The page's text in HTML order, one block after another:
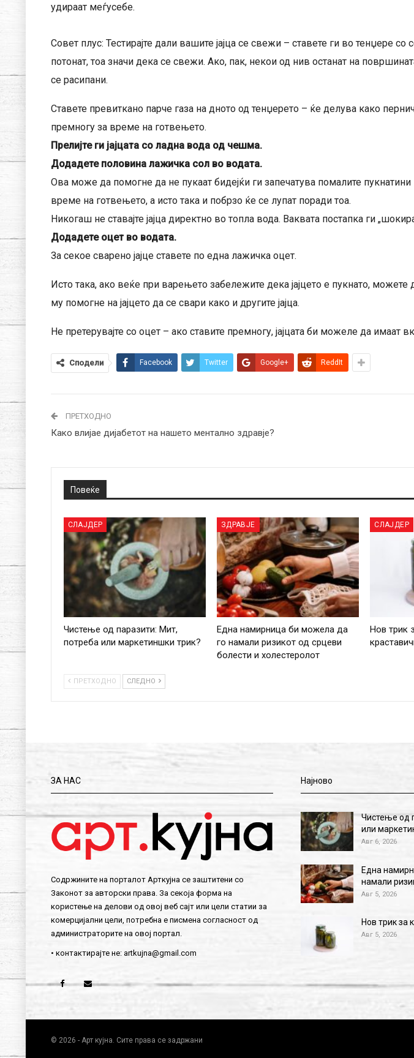
удираат меѓусебе.
Совет плус: Тестирајте дали вашите јајца се свежи – ставете ги во тенџере со
потонат, тоа значи дека се свежи. Ако, пак, некои од нив останат на
се расипани.
Ставете превиткано парче газа на дното од тенџерето – ќе делува како
премногу за време на готвењето.
Прелијте ги јајцата со ладна вода од чешма.
Додадете половина лажичка сол во водата.
Ова може да помогне да не пукаат бидејќи ги запечатува помалите пукнатини
време на готвењето, а исто така и побрзо ќе се лупат поради тоа.
Никогаш не ставајте јајца директно во топла вода. Ваквата постапка ги
Додадете оцет во водата.
За секое сварено јајце ставете по една лажичка оцет.
Исто така, ако веќе при варењето забележите дека јајцето е пукнато, можете
му помогне на јајцето да се свари како и другите јајца.
Не претерувајте со оцет – ако ставите премногу, јајцата би можеле да имаат
Сподели Facebook Twitter Google+ ReddIt
ПРЕТХОДНО
Како влијае дијабетот на нашето ментално здравје?
Повеќе
СЛАЈДЕР
Чистење од паразити: Мит,
потреба или маркетиншки трик?
ЗДРАВЈЕ
Една намирница би можела да
го намали ризикот од срцеви
болести и холестеролот
СЛАЈДЕР
Нов трик
ПРЕТХОДНО СЛЕДНО
ЗА НАС
Содржините на порталот Арткујна се заштитени со
Законот за авторски права. За секоја форма на
користење на делови од овој веб сајт или цели статии за
комерцијални цели, потребна е писмена согласност од
администраторите на овој портал.
• контактирајте не: artkujna@gmail.com
Најново
Чистење од
или
Авг 6, 2026
Една
намали
Авг 5, 2026
Нов трик за
Авг 5, 2026
© 2026 - Арт кујна. Сите права се задржани